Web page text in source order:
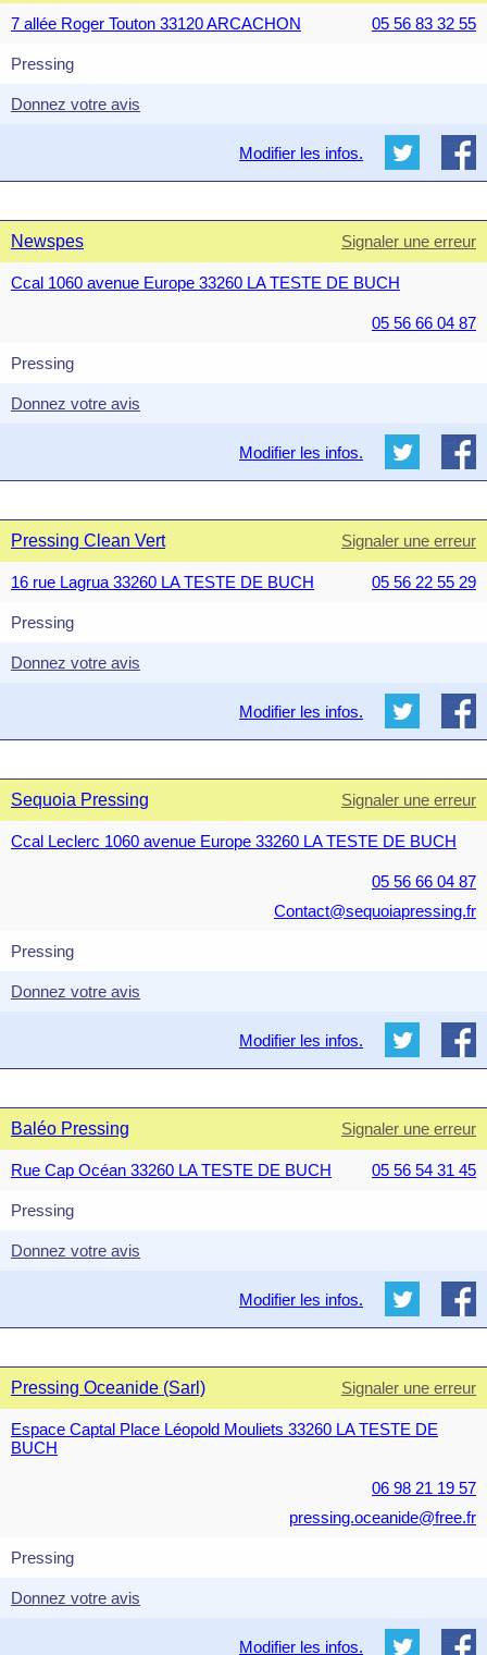
7 allée Roger Touton 33120 ARCACHON 05 56 83 32 55
Pressing
Donnez votre avis
Modifier les infos.
Newspes Signaler une erreur
Ccal 1060 avenue Europe 33260 LA TESTE DE BUCH
05 56 66 04 87
Pressing
Donnez votre avis
Modifier les infos.
Pressing Clean Vert Signaler une erreur
16 rue Lagrua 33260 LA TESTE DE BUCH 05 56 22 55 29
Pressing
Donnez votre avis
Modifier les infos.
Sequoia Pressing Signaler une erreur
Ccal Leclerc 1060 avenue Europe 33260 LA TESTE DE BUCH
05 56 66 04 87
Contact@sequoiapressing.fr
Pressing
Donnez votre avis
Modifier les infos.
Baléo Pressing Signaler une erreur
Rue Cap Océan 33260 LA TESTE DE BUCH 05 56 54 31 45
Pressing
Donnez votre avis
Modifier les infos.
Pressing Oceanide (Sarl) Signaler une erreur
Espace Captal Place Léopold Mouliets 33260 LA TESTE DE
BUCH
06 98 21 19 57
pressing.oceanide@free.fr
Pressing
Donnez votre avis
Modifier les infos.